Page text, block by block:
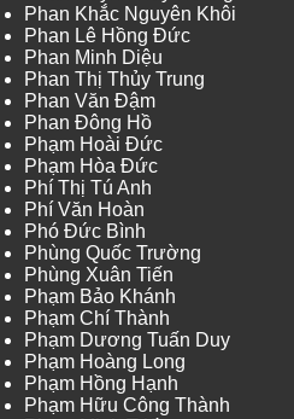
Phan Khắc Nguyên Khôi
Phan Lê Hồng Đức
Phan Minh Diệu
Phan Thị Thủy Trung
Phan Văn Đậm
Phan Đông Hồ
Phạm Hoài Đức
Phạm Hòa Đức
Phí Thị Tú Anh
Phí Văn Hoàn
Phó Đức Bình
Phùng Quốc Trường
Phùng Xuân Tiến
Phạm Bảo Khánh
Phạm Chí Thành
Phạm Dương Tuấn Duy
Phạm Hoàng Long
Phạm Hồng Hạnh
Phạm Hữu Công Thành